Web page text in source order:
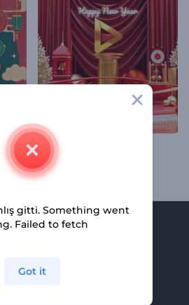
Neşeli Kırmızı Noel
bültenine
ilk olarak size
gitti. Something went
Failed to fetch
Got it